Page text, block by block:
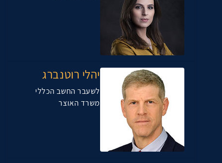
יהלי רוטנברג
לשעבר החשב הכללי
משרד האוצר